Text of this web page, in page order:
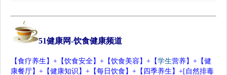
51健康网-饮食健康频道
【食疗养生 】+【饮食安全】+【饮食美容 】+【学生营养】+【健
康餐厅】+【健康知识 】+【每日饮食 】+【 四季养生 】+[ 自然排毒